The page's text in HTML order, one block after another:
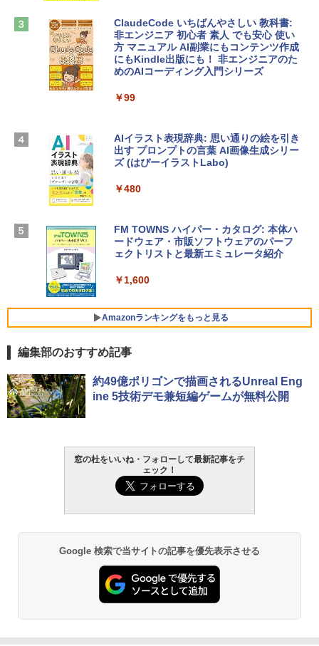
￥2,952
Apple 2026 MacBook Air M5チップ搭載
13インチノートブック：AIとApple Intell
スプレイ、16GBユニファイドメモリ、1
D - ミッドナイト
￥278,800
SSD インテル Core 5
￥129,800
Core i5/16GB/SSD 512GB/ホワイト) FM
VWK3E15W_AZ
￥139,880
Robloxギフトカード - 2,000 Robux 【限
定バーチャルアイテムを含む】 【オンラ
インゲームコード】 ロブロックス | オン
Microsoft Office Home & Business 202
4(最新 永続版)|オンラインコード版|Wind
Windows版 | Minecraft (マインクラフ
ト): Java & Bedrock Edition | オンライ
ClaudeCode いちばんやさしい 教科書:
非エンジニア 初心者 素人 でも安心 使い
方 マニュアル AI副業にもコンテンツ作成
にもKindle出版にも！ 非エンジニアのた
めのAIコーディング入門シリーズ
￥99
AIイラスト表現辞典: 思い通りの絵を引き
出す プロンプトの言葉 AI画像生成シリー
ズ (はぴーイラストLabo)
￥480
FM TOWNS ハイパー・カタログ: 本体ハ
ードウェア・市販ソフトウェアのパーフ
ェクトリストと最新エミュレータ紹介
￥1,600
Amazonランキングをもっと見る
Amazon Kindle - 目に優しい、かさばら
ない、大きな画面で読みやすい、6週間持
続バッテリー、6インチディスプレイ電子
￥16,980
Kindle Paperwhite シグニチャーエディ
るさ自動調整、色調調節ライト、12週間
￥27,980
Amazon Kindle Paperwhite (16GB) 7イ
ンチディスプレイ、色調調節ライト、12
編集部のおすすめ記事
約49億ポリゴンで描画されるUnreal Eng
ine 5技術デモ兼短編ゲームが無料公開
窓の杜をいいね・フォローして最新記事をチ
ェック！
Google 検索で当サイトの記事を優先表示させる